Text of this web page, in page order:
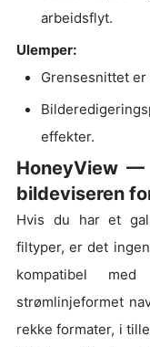
arbeidsflyt.
Ulemper:
Grensesnittet
effekter.
HoneyView
bildeviseren
Hvis du har et
filtyper, er det
kompatibel
strømlinjeformet
rekke formater, i